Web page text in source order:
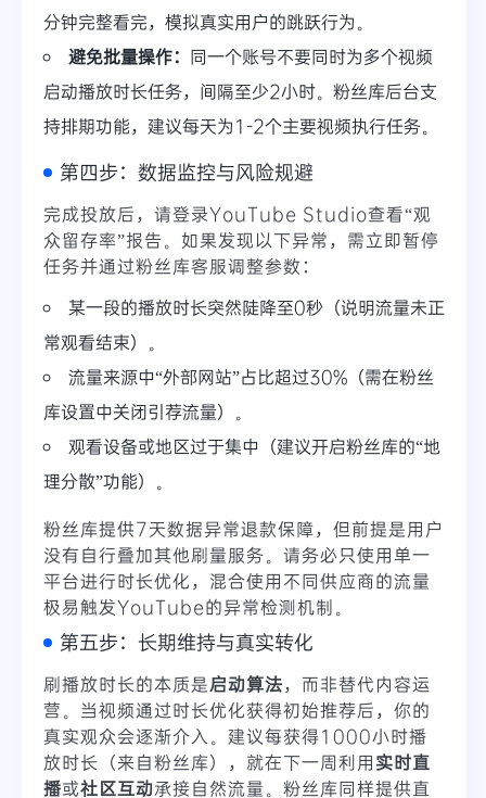
分钟完整看完，模拟真实用户的跳跃行为。
避免批量操作： 同一个账号不要同时为多个视频
启动播放时长任务，间隔至少2小时。粉丝库后台支
持排期功能，建议每天为1-2个主要视频执行任务。
第四步：数据监控与风险规避
完成投放后，请登录YouTube Studio查看“观
众留存率”报告。如果发现以下异常，需立即暂停
任务并通过粉丝库客服调整参数：
某一段的播放时长突然陡降至0秒（说明流量未正
常观看结束）。
流量来源中“外部网站”占比超过30%（需在粉丝
库设置中关闭引荐流量）。
观看设备或地区过于集中（建议开启粉丝库的“地
理分散”功能）。
粉丝库提供7天数据异常退款保障，但前提是用户
没有自行叠加其他刷量服务。请务必只使用单一
平台进行时长优化，混合使用不同供应商的流量
极易触发YouTube的异常检测机制。
第五步：长期维持与真实转化
刷播放时长的本质是启动算法，而非替代内容运
营。当视频通过时长优化获得初始推荐后，你的
真实观众会逐渐介入。建议每获得1000小时播
放时长（来自粉丝库），就在下一周利用实时直
播或社区互动承接自然流量。粉丝库同样提供直